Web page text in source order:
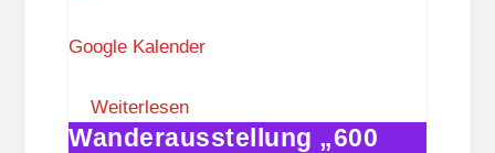
u
S
t
Google Kalender
Weiterlesen
Wanderausstellung
Wanderausstellung „600